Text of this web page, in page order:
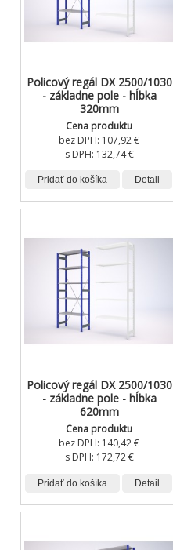
Policový regál DX 2500/1030
- základne pole - hĺbka
320mm
Cena produktu
bez DPH: 107,92 €
s DPH: 132,74 €
Pridať do košíka Detail
Policový regál DX 2500/1030
- základne pole - hĺbka
620mm
Cena produktu
bez DPH: 140,42 €
s DPH: 172,72 €
Pridať do košíka Detail